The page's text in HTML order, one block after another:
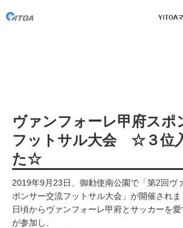
ヴァンフォーレ甲府スポ
フットサル大会 ☆３位
た☆
2019年9月23日、御勅使南公園で「第2回ヴ
ポンサー交流フットサル大会」が開催されま
日頃からヴァンフォーレ甲府とサッカーを
が参加し、